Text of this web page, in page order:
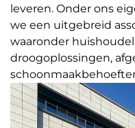
leveren. Onder ons
we een uitgebreid
waaronder
droogoplossingen,